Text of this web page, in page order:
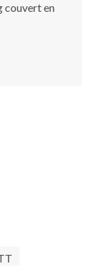
couvert en